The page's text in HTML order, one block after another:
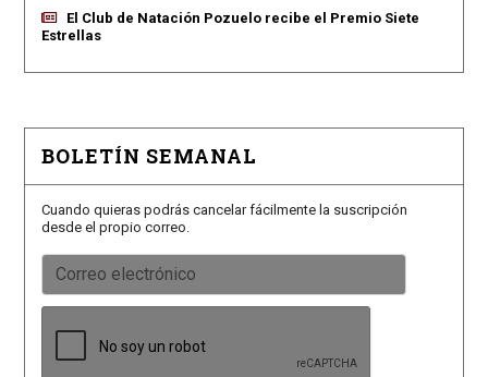
El Club de Natación Pozuelo recibe el Premio Siete
Estrellas
BOLETÍN SEMANAL
Cuando quieras podrás cancelar fácilmente la suscripción
desde el propio correo.